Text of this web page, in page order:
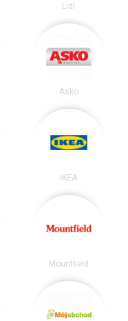
Lidl
Asko
IKEA
Mountfield